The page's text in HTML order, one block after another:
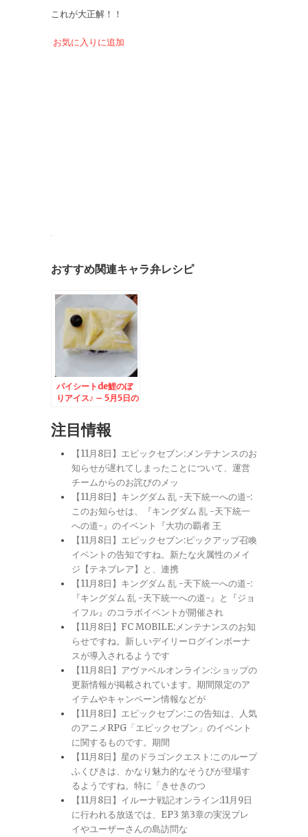
これが大正解！！
お気に入りに追加
おすすめ関連キャラ弁レシピ
パイシートde鯉のぼ
りアイス♪ – 5月5日の
☆
注目情報
【11月8日】エピックセブン:メンテナンスのお
知らせが遅れてしまったことについて、運営
チームからのお詫びのメッ
【11月8日】キングダム 乱 -天下統一への道-:
このお知らせは、『キングダム 乱 -天下統一
への道-』のイベント『大功の覇者 王
【11月8日】エピックセブン:ピックアップ召喚
イベントの告知ですね。新たな火属性のメイ
ジ【テネブレア】と、連携
【11月8日】キングダム 乱 -天下統一への道-:
『キングダム 乱 -天下統一への道-』と『ジョ
イフル』のコラボイベントが開催され
【11月8日】FC MOBILE:メンテナンスのお知
らせですね。新しいデイリーログインボーナ
スが導入されるようです
【11月8日】アヴァベルオンライン:ショップの
更新情報が掲載されています。期間限定のア
イテムやキャンペーン情報などが
【11月8日】エピックセブン:この告知は、人気
のアニメRPG「エピックセブン」のイベント
に関するものです。期間
【11月8日】星のドラゴンクエスト:このループ
ふくびきは、かなり魅力的なそうびが登場す
るようですね。特に「きせきのつ
【11月8日】イルーナ戦記オンライン:11月9日
に行われる放送では、EP3 第3章の実況プレ
イやユーザーさんの島訪問な